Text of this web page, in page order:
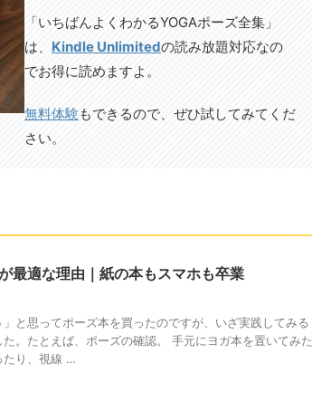
「いちばんよくわかるYOGAポーズ全集」
は、 Kindle Unlimitedの読み放題対応なの
でお得に読めますよ。
無料体験もできるので、ぜひ試してみてくだ
さい。
最適な理由｜紙の本もスマホも卒業
」と思ってポーズ本を買ったのですが、いざ実践してみる
。たとえば、ポーズの確認。 手元にヨガ本を置いてみた
たり、視線 …